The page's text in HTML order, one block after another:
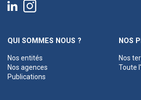
QUI SOMMES NOUS ?
Nos entités
Nos agences
Publications
NOS
Nos
Toute